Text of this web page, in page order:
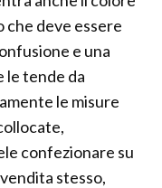
che deve essere
e una
le tende da
le misure
confezionare su
stesso,